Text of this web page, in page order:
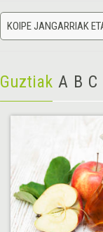
KOIPE JANGARRIAK
Guztiak A B C